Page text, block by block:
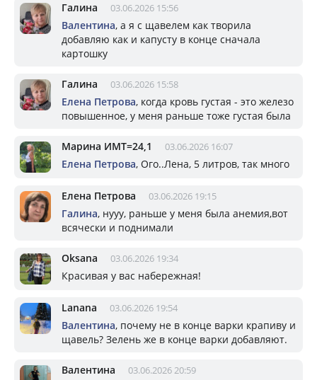
Галина 03.06.2026 15:56
Валентина, а я с щавелем как творила
добавляю как и капусту в конце сначала
картошку
Галина 03.06.2026 15:58
Елена Петрова, когда кровь густая - это железо
повышенное, у меня раньше тоже густая была
Марина ИМТ=24,1 03.06.2026 16:07
Елена Петрова, Ого..Лена, 5 литров, так много
Елена Петрова 03.06.2026 19:15
Галина, нууу, раньше у меня была анемия,вот
всячески и поднимали
Oksana 03.06.2026 19:34
Красивая у вас набережная!
Lanana 03.06.2026 19:54
Валентина, почему не в конце варки крапиву и
щавель? Зелень же в конце варки добавляют.
Валентина 03.06.2026 20:59